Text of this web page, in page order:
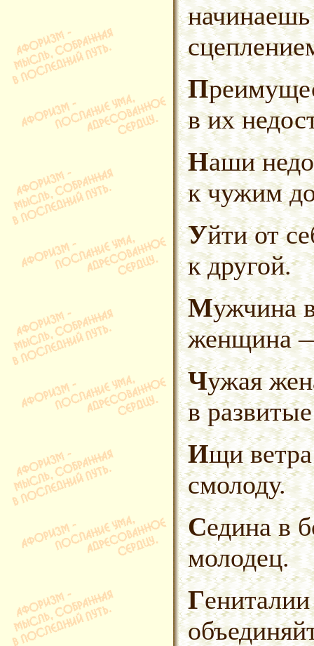
начинаешь
Преимущество женщин не только
в их
Наши недостатки так и рвутся
к чужим
Уйти от себя можно только
к другой.
Мужчина вооружается до зубов,
женщина
Чужая жена — это командировка
в
Ищи ветра в поле, а честь
смолоду.
Седина в бороду, а штык
молодец.
Гениталии всех стран,